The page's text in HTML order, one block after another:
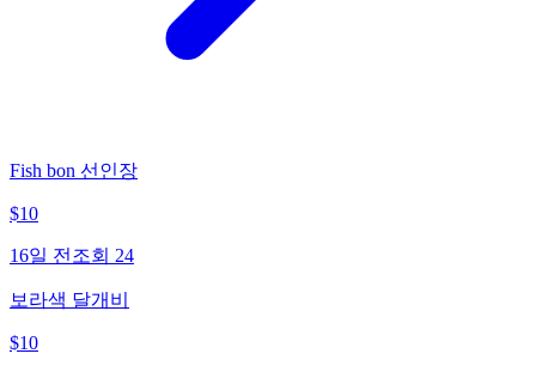
Fish bon 선인장
$10
16일 전 조회 24
보라색 달개비
$10